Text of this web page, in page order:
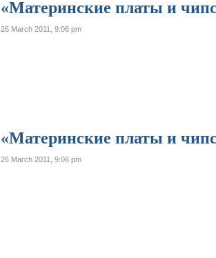
«Материнские платы и
26 March 2011, 9:06 pm
«Материнские платы и
26 March 2011, 9:06 pm